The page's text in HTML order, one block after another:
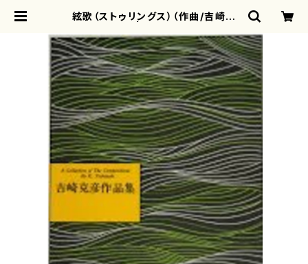
絃歌（ストゥリングス）（作曲/吉崎克